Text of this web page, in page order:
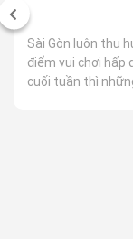
Sài Gòn luôn thu
điểm vui chơi hấp
cuối tuần thì